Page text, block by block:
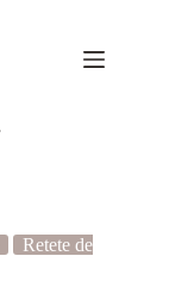
Retete de